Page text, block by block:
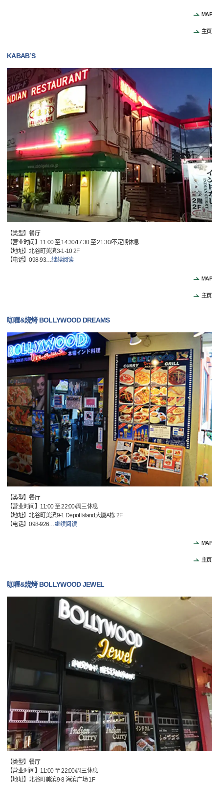
MAP
主页
KABAB’S
【类型】餐厅
【营业时间】11:00 至 14:30/17:30 至 21:30/不定期休息
【地址】北谷町美滨3-1-10 2F
【电话】098-93…继续阅读
MAP
主页
咖喱&烧烤 BOLLYWOOD DREAMS
【类型】餐厅
【营业时间】11:00 至 22:00/周三休息
【地址】北谷町美滨9-1 Depot Island大厦A栋 2F
【电话】098-926…继续阅读
MAP
主页
咖喱&烧烤 BOLLYWOOD JEWEL
【类型】餐厅
【营业时间】11:00 至 22:00/周三休息
【地址】北谷町美滨9-8 海滨广场 1F